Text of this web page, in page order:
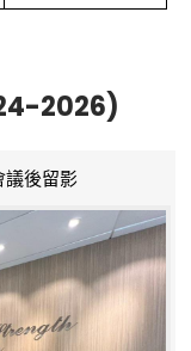
2026)
議後留影